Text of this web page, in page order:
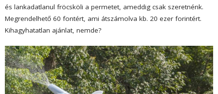
és lankadatlanul fröcsköli a permetet, ameddig csak szeretnénk.
Megrendelhető 60 fontért, ami átszámolva kb. 20 ezer forintért.
Kihagyhatatlan ajánlat, nemde?